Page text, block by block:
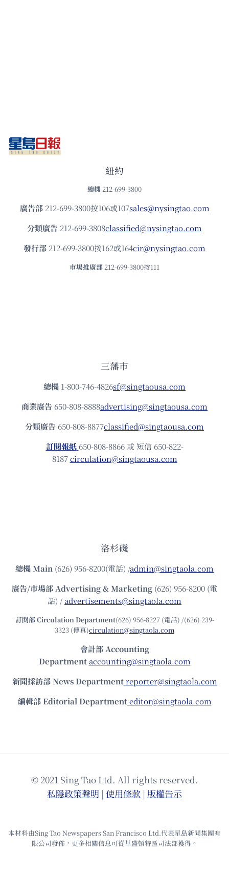
紐約
總機 212-699-3800
廣告部212-699-3800按106或107sales@nysingtao.com
分類廣告 212-699-3808classified@nysingtao.com
發⾏部 212-699-3800按162或164cir@nysingtao.com
市場推廣部 212-699-3800按111
三藩市
總機 1-800-746-4826sf@singtaousa.com
商業廣告 650-808-8888advertising@singtaousa.com
分類廣告 650-808-8877classified@singtaousa.com
訂閱報紙 650-808-8866 或 短信 650-822-
8187circulation@singtaousa.com
洛杉磯
總機Main (626) 956-8200(電話) /admin@singtaola.com
廣告/市場部Advertising & Marketing (626) 956-8200 (電
話) /advertisements@singtaola.com
訂閱部 Circulation Department(626) 956-8227 (電話) /(626) 239-
3323 (傳真)circulation@singtaola.com
會計部 Accounting
Department accounting@singtaola.com
新聞採訪部 News Department reporter@singtaola.com
編輯部 Editorial Department editor@singtaola.com
© 2021 Sing Tao Ltd. All rights reserved.
私隱政策聲明 | 使⽤條款 | 版權告⽰
本材料由Sing Tao Newspapers San Francisco Ltd.代表星島新聞集團有
限公司發佈，更多相關信息可從華盛頓特區司法部獲得。